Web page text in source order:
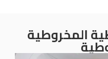
المخروطية